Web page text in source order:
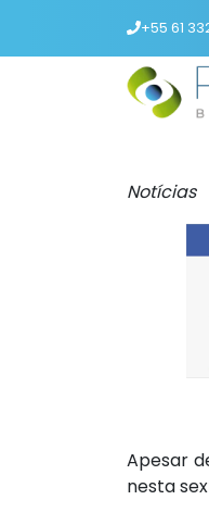
+55 61
Notícias
Apesar
nesta